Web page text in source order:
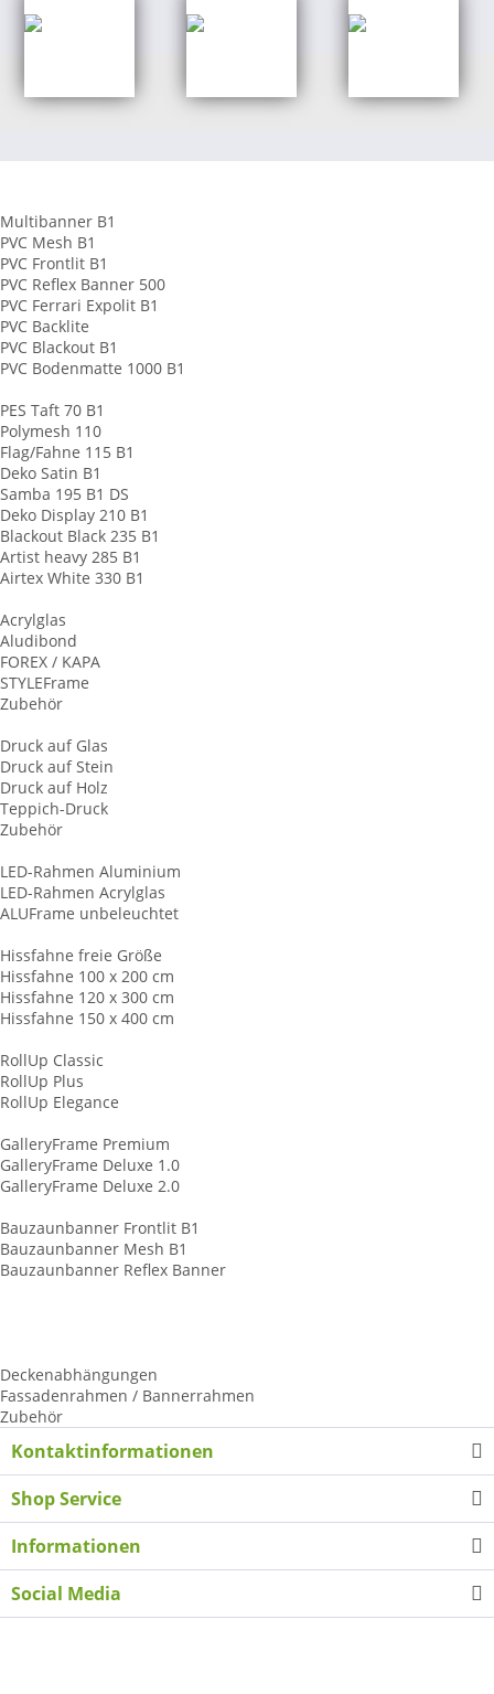
Multibanner B1
PVC Mesh B1
PVC Frontlit B1
PVC Reflex Banner 500
PVC Ferrari Expolit B1
PVC Backlite
PVC Blackout B1
PVC Bodenmatte 1000 B1
PES Taft 70 B1
Polymesh 110
Flag/Fahne 115 B1
Deko Satin B1
Samba 195 B1 DS
Deko Display 210 B1
Blackout Black 235 B1
Artist heavy 285 B1
Airtex White 330 B1
Acrylglas
Aludibond
FOREX / KAPA
STYLEFrame
Zubehör
Druck auf Glas
Druck auf Stein
Druck auf Holz
Teppich-Druck
Zubehör
LED-Rahmen Aluminium
LED-Rahmen Acrylglas
ALUFrame unbeleuchtet
Hissfahne freie Größe
Hissfahne 100 x 200 cm
Hissfahne 120 x 300 cm
Hissfahne 150 x 400 cm
RollUp Classic
RollUp Plus
RollUp Elegance
GalleryFrame Premium
GalleryFrame Deluxe 1.0
GalleryFrame Deluxe 2.0
Bauzaunbanner Frontlit B1
Bauzaunbanner Mesh B1
Bauzaunbanner Reflex Banner
Deckenabhängungen
Fassadenrahmen / Bannerrahmen
Zubehör
Kontaktinformationen
Shop Service
Informationen
Social Media